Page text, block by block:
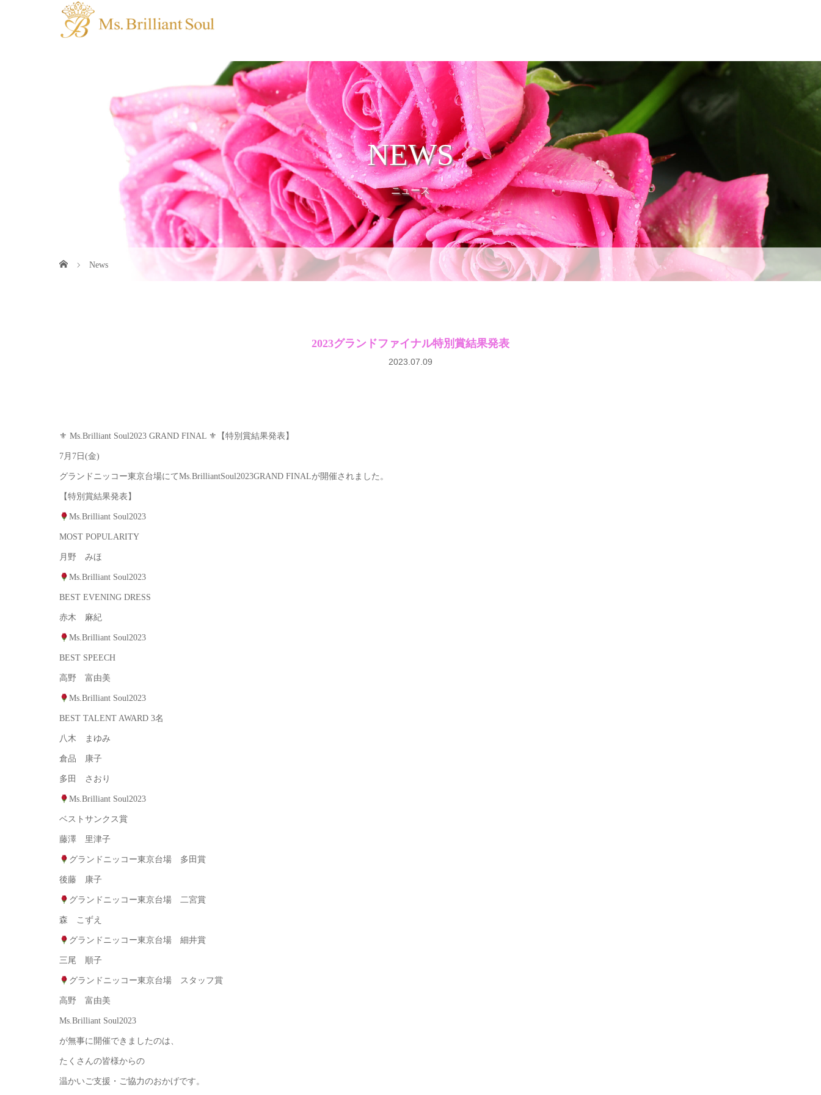
Road Map About News Board Activities of MBS OGs Contact Entry
NEWS
ニュース
News
2023グランドファイナル特別賞結果発表
2023.07.09
⚜ Ms.Brilliant Soul2023 GRAND FINAL ⚜【特別賞結果発表】
7月7日(金)
グランドニッコー東京台場にてMs.BrilliantSoul2023GRAND FINALが開催されました。
【特別賞結果発表】
Ms.Brilliant Soul2023
MOST POPULARITY
月野 みほ
Ms.Brilliant Soul2023
BEST EVENING DRESS
赤木 麻紀
Ms.Brilliant Soul2023
BEST SPEECH
高野 富由美
Ms.Brilliant Soul2023
BEST TALENT AWARD 3名
八木 まゆみ
倉品 康子
多田 さおり
Ms.Brilliant Soul2023
ベストサンクス賞
藤澤 里津子
グランドニッコー東京台場 多田賞
後藤 康子
グランドニッコー東京台場 二宮賞
森 こずえ
グランドニッコー東京台場 細井賞
三尾 順子
グランドニッコー東京台場 スタッフ賞
高野 富由美
Ms.Brilliant Soul2023
が無事に開催できましたのは、
たくさんの皆様からの
温かいご支援・ご協力のおかげです。